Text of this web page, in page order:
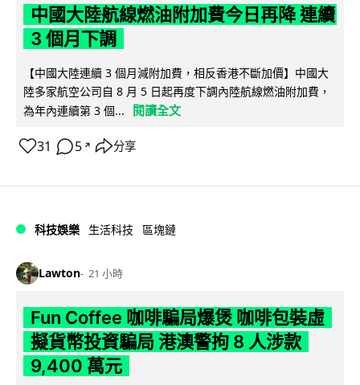
中國大陸航線燃油附加費今日再降 連續
3 個月下調
【中國大陸連續 3 個月減附加費，相反香港不斷加價】中國大
陸多家航空公司自 8 月 5 日起再度下調內陸航線燃油附加費，
為年內連續第 3 個...
閱讀全文
31 5 ↗ 分享
科技娛樂 生活科技 區塊鏈
Lawton 21 小時
Fun Coffee 咖啡騙局爆煲 咖啡包裝虛
擬貨幣投資騙局 港澳警拘 8 人涉款
9,400 萬元